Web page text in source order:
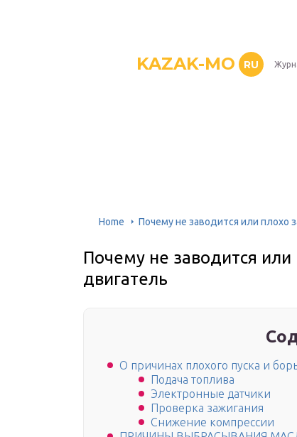
KAZAK-MO RU
Home Почему не заводится или плохо
Почему не заводится
двигатель
О причинах плохого пуска и
Подача топлива
Электронные датчики
Проверка зажигания
Снижение компрессии